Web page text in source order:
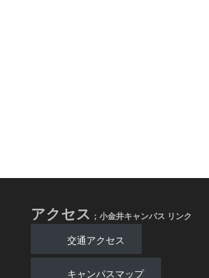
アクセス ；小金井キャンパス リンク
交通アクセス
キャンパスマップ